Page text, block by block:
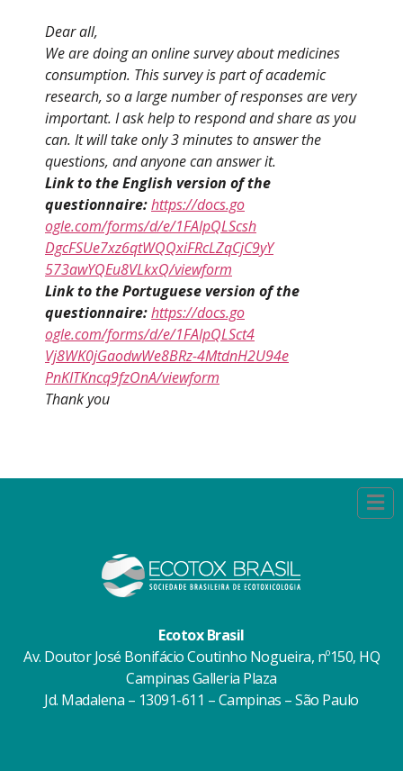
Dear all,
We are doing an online survey about medicines
consumption. This survey is part of academic
research, so a large number of responses are very
important. I ask help to respond and share as you
can. It will take only 3 minutes to answer the
questions, and anyone can answer it.
Link to the English version of the
questionnaire:https://docs.go
ogle.com/forms/d/e/1FAIpQLScsh
DgcFSUe7xz6qtWQQxiFRcLZqCjC9yY
573awYQEu8VLkxQ/viewform
Link to the Portuguese version of the
questionnaire:https://docs.go
ogle.com/forms/d/e/1FAIpQLSct4
Vj8WK0jGaodwWe8BRz-4MtdnH2U94e
PnKITKncq9fzOnA/viewform
Thank you
Ecotox Brasil
Av. Doutor José Bonifácio Coutinho Nogueira, nº150, HQ
Campinas Galleria Plaza
Jd. Madalena – 13091-611 – Campinas – São Paulo